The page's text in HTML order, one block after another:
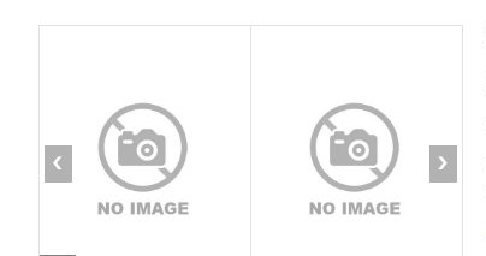
‹ ›